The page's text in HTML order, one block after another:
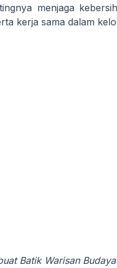
menjaga
kerja sama dalam
Batik Warisan